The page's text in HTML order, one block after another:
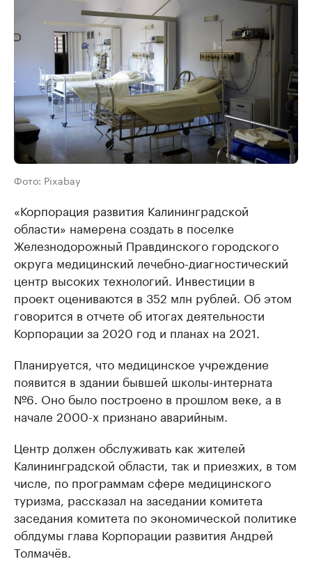
Фото: Pixabay
«Корпорация развития Калининградской
области» намерена создать в поселке
Железнодорожный Правдинского городского
округа медицинский лечебно-диагностический
центр высоких технологий. Инвестиции в
проект оцениваются в 352 млн рублей. Об этом
говорится в отчете об итогах деятельности
Корпорации за 2020 год и планах на 2021.
Планируется, что медицинское учреждение
появится в здании бывшей школы-интерната
№6. Оно было построено в прошлом веке, а в
начале 2000-х признано аварийным.
Центр должен обслуживать как жителей
Калининградской области, так и приезжих, в том
числе, по программам сфере медицинского
туризма, рассказал на заседании комитета
заседания комитета по экономической политике
облдумы глава Корпорации развития Андрей
Толмачёв.